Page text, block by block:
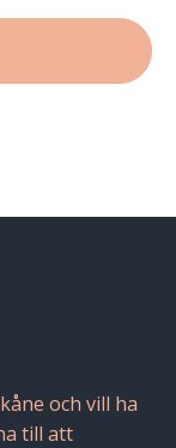
och vill ha
till att